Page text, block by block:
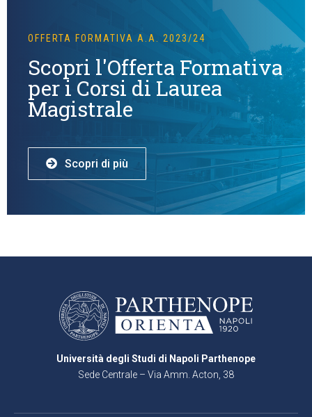
OFFERTA FORMATIVA A.A. 2023/24
Scopri l'Offerta Formativa
per i Corsi di Laurea
Magistrale
Scopri di più
Università degli Studi di Napoli Parthenope
Sede Centrale – Via Amm. Acton, 38